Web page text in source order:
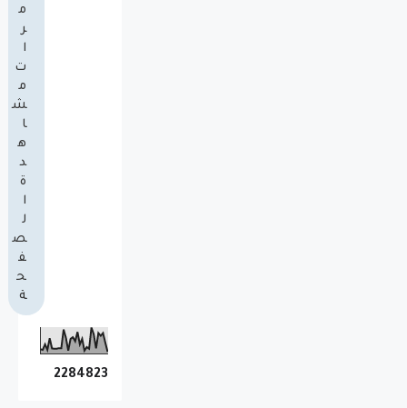
م
ر
ا
ت
م
ش
ا
ه
د
ة
ا
ل
ص
ف
ح
ة
2284823